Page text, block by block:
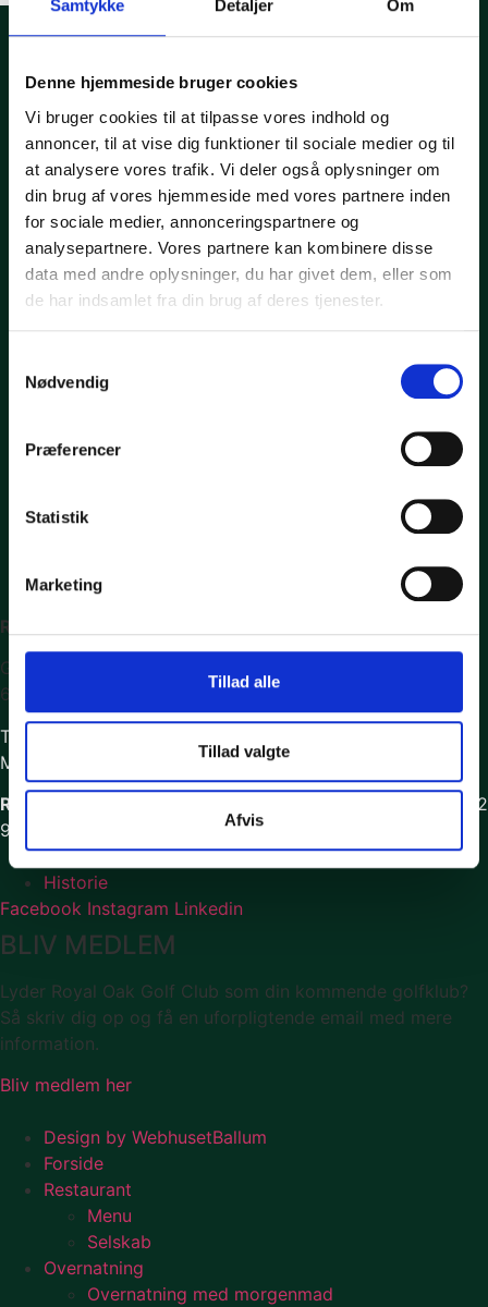
Samtykke Detaljer Om
Denne hjemmeside bruger cookies
Vi bruger cookies til at tilpasse vores indhold og
annoncer, til at vise dig funktioner til sociale medier og til
at analysere vores trafik. Vi deler også oplysninger om
din brug af vores hjemmeside med vores partnere inden
for sociale medier, annonceringspartnere og
analysepartnere. Vores partnere kan kombinere disse
data med andre oplysninger, du har givet dem, eller som
de har indsamlet fra din brug af deres tjenester.
Nødvendig
Præferencer
Statistik
Marketing
Tillad alle
Tillad valgte
Afvis
Royal Oak
Golfvej 2
6630 Rødding
Tlf. + 45 74 55 32 94
Mail: info@royaloak.dk
Royal Oak Restaurant
Tlf. 74 55 32
94 Tryk 2
Fødevarestyrelsens kontrolrapport
Cookiesdeklaration
Historie
Facebook Instagram Linkedin
BLIV MEDLEM
Lyder Royal Oak Golf Club som din kommende golfklub?
Så skriv dig op og få en uforpligtende email med mere
information.
Bliv medlem her
Design by WebhusetBallum
Forside
Restaurant
Menu
Selskab
Overnatning
Overnatning med morgenmad